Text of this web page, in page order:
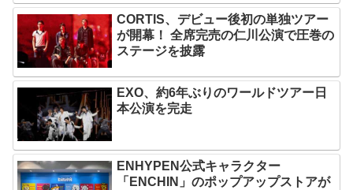
CORTIS、デビュー後初の単独ツアー
が開幕！ 全席完売の仁川公演で圧巻の
ステージを披露
EXO、約6年ぶりのワールドツアー日
本公演を完走
ENHYPEN公式キャラクター
「ENCHIN」のポップアップストアが